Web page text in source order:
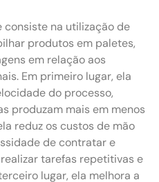
na utilização de
produtos em paletes,
em relação aos
Em primeiro lugar, ela
do processo,
produzam mais em menos
reduz os custos de mão
de contratar e
tarefas repetitivas e
lugar, ela melhora a